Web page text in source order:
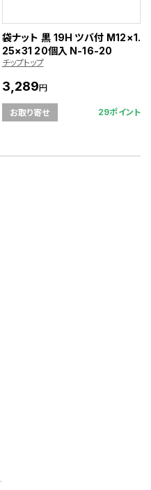
袋ナット 黒 19H ツバ付 M12×1.
25×31 20個入 N-16-20
チップトップ
3,289円
お取り寄せ 29ポイント